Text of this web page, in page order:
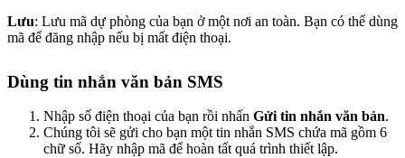
Lưu: Lưu mã dự phòng của bạn ở một nơi an toàn. Bạn có thể dùng
mã để đăng nhập nếu bị mất điện thoại.
Dùng tin nhắn văn bản SMS
Nhập số điện thoại của bạn rồi nhấn Gửi tin nhắn văn bản.
Chúng tôi sẽ gửi cho bạn một tin nhắn SMS chứa mã gồm 6
chữ số. Hãy nhập mã để hoàn tất quá trình thiết lập.